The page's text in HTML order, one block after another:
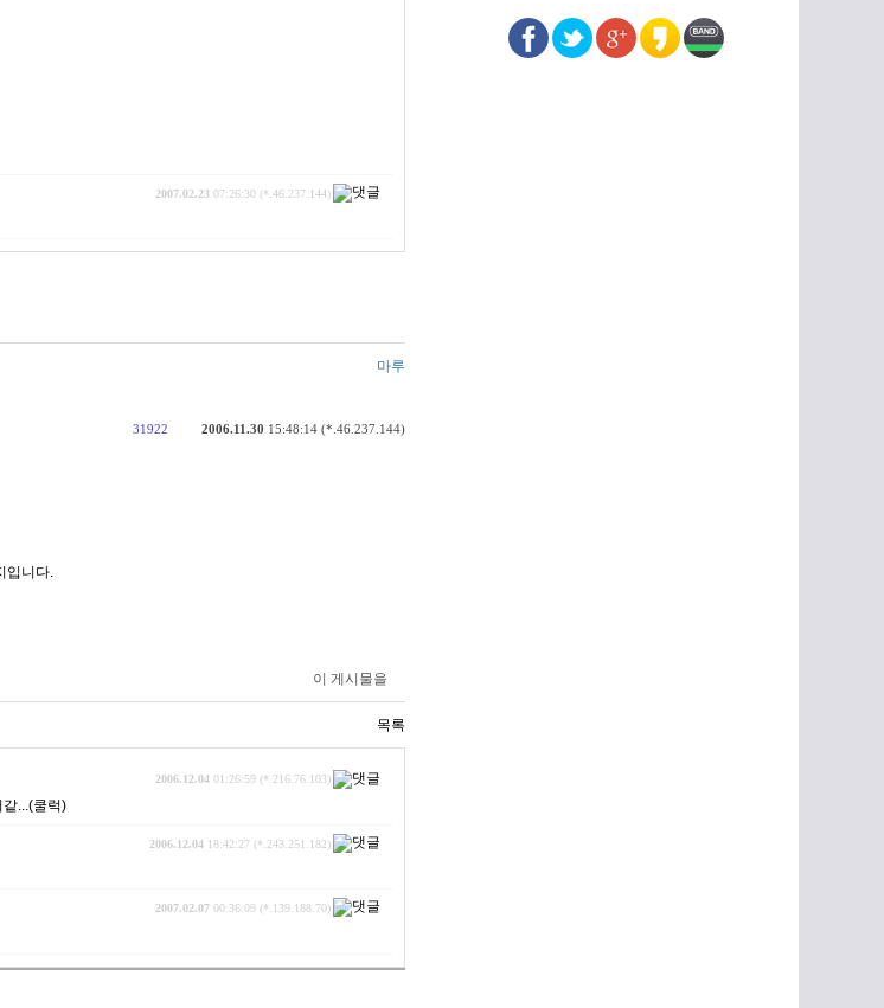
2007.02.2307:26:30 (*.46.237.144)
마루
2006.11.30 15:48:14 (*.46.237.144)
31922
입니다.
이 게시물을
목록
2006.12.0401:26:59 (*.216.76.103)
같...(쿨럭)
2006.12.0418:42:27 (*.243.251.182)
2007.02.0700:36:09 (*.139.188.70)